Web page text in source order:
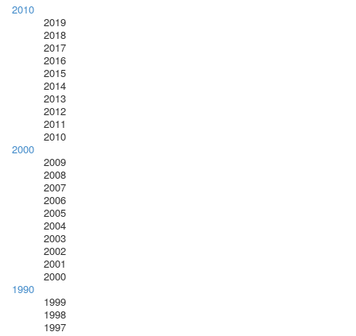
2010
2019
2018
2017
2016
2015
2014
2013
2012
2011
2010
2000
2009
2008
2007
2006
2005
2004
2003
2002
2001
2000
1990
1999
1998
1997